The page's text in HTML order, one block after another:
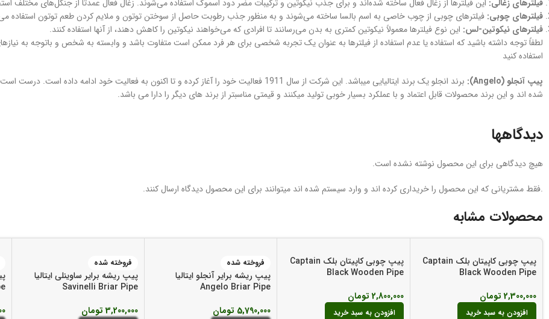
فیلترهای زغالی: این فیلترها از زغال فعال ساخته شده‌اند و برای جذب نیکوتین و ترکیبات مضر دود اسموک استفاده می‌شوند. زغال فعال عمدتاً از جنگل‌های مختلف
فیلترهای چوبی: فیلترهای چوبی از چوب خاصی به اسم بالسا ساخته می‌شوند و به منظور جذب رطوبت حاصل از سوختن توتون و ملایم کردن طعم توتون استفاده
فیلترهای نیکوتین-لس: این نوع فیلترها معمولاً نیکوتین کمتری به بدن می‌رسانند تا افرادی که می‌خواهند نیکوتین را کاهش دهند، از آنها استفاده کنند.
لطفاً توجه داشته باشید که استفاده یا عدم استفاده از فیلترها به عنوان یک تجربه شخصی برای هر فرد ممکن است متفاوت باشد و وابسته به شخص و باتوجه به
استفاده کنید
پیپ آنجلو (Angelo
):
برند انجلو یک برند ایتالیایی میباشد. این شرکت از سال 1911 فعالیت خود را آغاز کرده و تا اکنون به
شده اند و این برند محصولات قابل اعتماد و با عملکرد بسیار خوبی تولید میکنند و قیمتی مناسبتر از برند های دیگر را دارا می باشد.
دیدگاهها
هیچ دیدگاهی برای این محصول نوشته نشده است.
.فقط مشتریانی که این محصول را خریداری کرده اند و وارد سیستم شده اند میتوانند برای این محصول دیدگاه ارسال کنند.
محصولات مشابه
پیپ چوبی کاپیتان بلک Captain
Black Wooden Pipe
2,300,000 تومان
افزودن به سبد خرید
پیپ چوبی کاپیتان بلک Captain
Black Wooden Pipe
2,800,000 تومان
افزودن به سبد خرید
فروخته شده
پیپ ریشه برایر آنجلو ایتالیا
Angelo Briar Pipe
5,790,000 تومان
فروخته شده
پیپ ریشه برایر ساوینلی ایتالیا
Savinelli Briar Pipe
3,200,000 تومان